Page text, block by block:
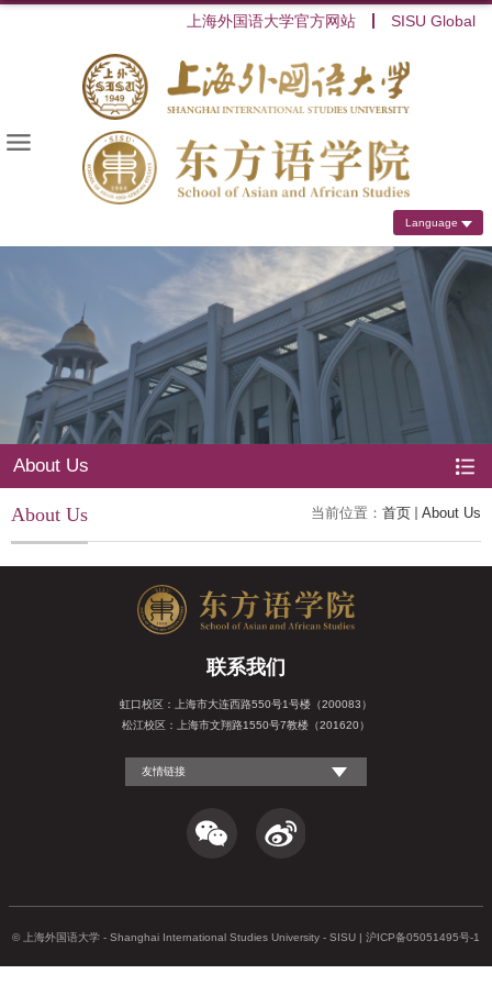
上海外国语大学官方网站 SISU Global
Language
About Us
当前位置： 首页 About Us
About Us
联系我们
虹口校区：上海市大连西路550号1号楼（200083）
松江校区：上海市文翔路1550号7教楼（201620）
友情链接
© 上海外国语大学 - Shanghai International Studies University - SISU | 沪ICP备05051495号-1